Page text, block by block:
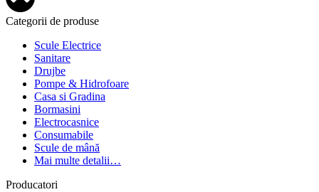
Categorii de produse
Scule Electrice
Sanitare
Drujbe
Pompe & Hidrofoare
Casa si Gradina
Bormasini
Electrocasnice
Consumabile
Scule de mână
Mai multe detalii…
Producatori